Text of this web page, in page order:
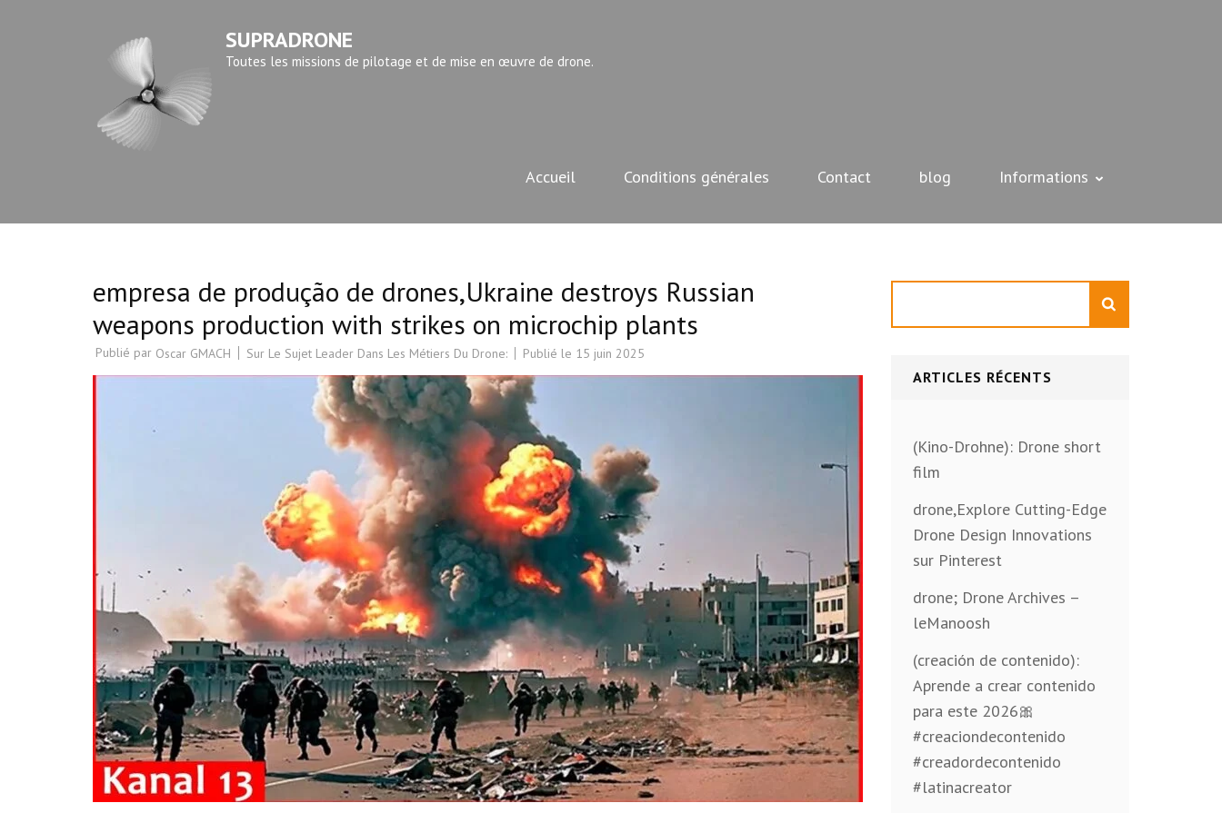
SUPRADRONE
Toutes les missions de pilotage et de mise en œuvre de drone.
Accueil Conditions générales Contact blog Informations
empresa de produção de drones,Ukraine destroys Russian
weapons production with strikes on microchip plants
Publié par Oscar GMACH Sur Le Sujet Leader Dans Les Métiers Du Drone: Publié le 15 juin 2025
ARTICLES RÉCENTS
(Kino-Drohne): Drone short
film
drone,Explore Cutting-Edge
Drone Design Innovations
sur Pinterest
drone; Drone Archives –
leManoosh
(creación de contenido):
Aprende a crear contenido
para este 2026🎀
#creaciondecontenido
#creadordecontenido
#latinacreator